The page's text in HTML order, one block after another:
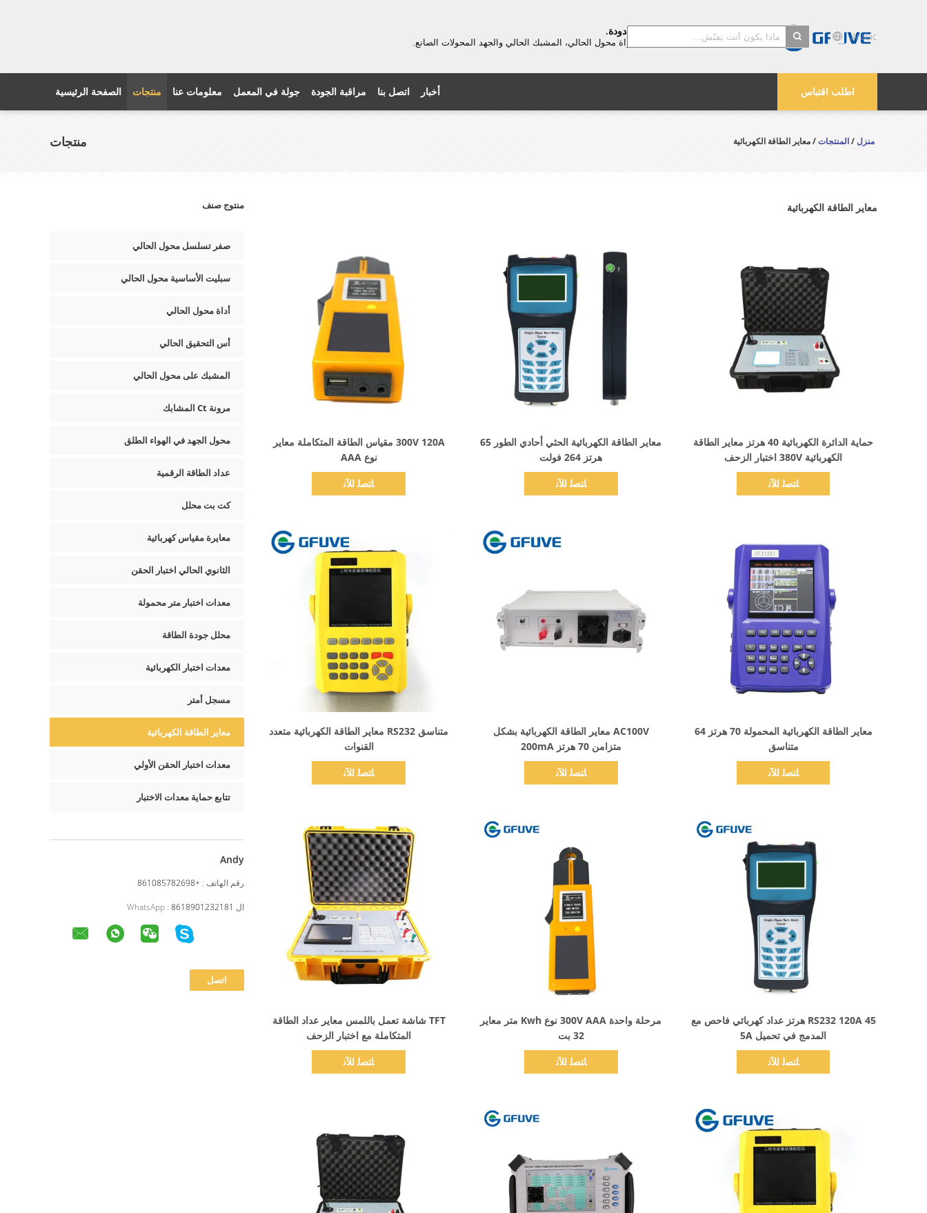
بكين غفوف محول الصك الصانع المحدودة.
المحول الحالي الحصري، والانقسام النواة محول الحالي، المشبك الحالي والجهد المحولات الصانع.
search
Arabic
اطلب اقتباس الصفحة الرئيسية منتجات معلومات عنا جولة في المعمل مراقبة الجودة اتصل بنا أخبار
منتجات منزل/المنتجات/ معاير الطاقة الكهربائية
منتوج صنف
صفر تسلسل محول الحالي
سبليت الأساسية محول الحالي
أداة محول الحالي
أس التحقيق الحالي
المشبك على محول الحالي
مرونة Ct المشابك
محول الجهد في الهواء الطلق
عداد الطاقة الرقمية
كت بت محلل
معايرة مقياس كهربائية
الثانوي الحالي اختبار الحقن
معدات اختبار متر محمولة
محلل جودة الطاقة
معدات اختبار الكهربائية
مسجل أمتر
معاير الطاقة الكهربائية
معدات اختبار الحقن الأولي
تتابع حماية معدات الاختبار
Andy
رقم الهاتف : +861085782698
ال WhatsApp : 8618901232181
معاير الطاقة الكهربائية
300V 120A مقياس الطاقة المتكاملة معاير
نوع AAA
ﺎﺘﺼﻟ ﺍﻶﻧ
معاير الطاقة الكهربائية الحثي أحادي الطور 65
هرتز 264 فولت
ﺎﺘﺼﻟ ﺍﻶﻧ
حماية الدائرة الكهربائية 40 هرتز معاير الطاقة
الكهربائية 380V اختبار الزحف
ﺎﺘﺼﻟ ﺍﻶﻧ
متناسق RS232 معاير الطاقة الكهربائية متعدد
القنوات
ﺎﺘﺼﻟ ﺍﻶﻧ
AC100V معاير الطاقة الكهربائية بشكل
متزامن 70 هرتز 200mA
ﺎﺘﺼﻟ ﺍﻶﻧ
معاير الطاقة الكهربائية المحمولة 70 هرتز 64
متناسق
ﺎﺘﺼﻟ ﺍﻶﻧ
TFT شاشة تعمل باللمس معاير عداد الطاقة
المتكاملة مع اختبار الزحف
ﺎﺘﺼﻟ ﺍﻶﻧ
مرحلة واحدة 300V AAA نوع Kwh متر معاير
32 بت
ﺎﺘﺼﻟ ﺍﻶﻧ
RS232 120A 45 هرتز عداد كهربائي فاحص مع
المدمج في تحميل 5A
ﺎﺘﺼﻟ ﺍﻶﻧ